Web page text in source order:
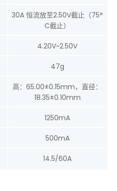
30A 恒流放至2.50V截止（75°
C截止）
4.20V~2.50V
47g
高：65.00±0.15mm，直径：
18.35±0.10mm
1250mA
500mA
14.5/60A